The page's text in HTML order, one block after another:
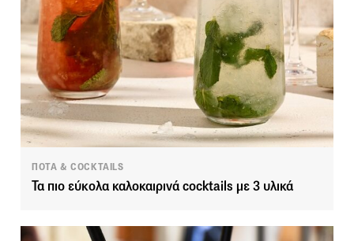
ΠΟΤΑ & COCKTAILS
Τα πιο εύκολα καλοκαιρινά cocktails με 3 υλικά